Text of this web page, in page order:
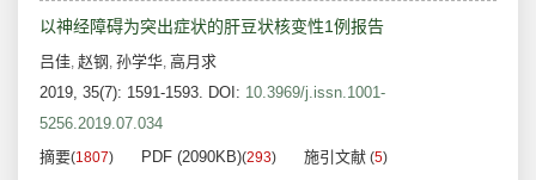
以神经障碍为突出症状的肝豆状核变性1例报告
吕佳, 赵钢, 孙学华, 高月求
2019, 35(7): 1591-1593. DOI: 10.3969/j.issn.1001-
5256.2019.07.034
摘要(1807) PDF (2090KB)(293) 施引文献 (5)